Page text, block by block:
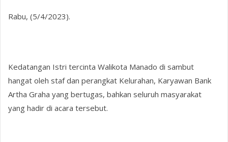
Rabu, (5/4/2023).
Kedatangan Istri tercinta Walikota Manado di sambut
hangat oleh staf dan perangkat Kelurahan, Karyawan Bank
Artha Graha yang bertugas, bahkan seluruh masyarakat
yang hadir di acara tersebut.